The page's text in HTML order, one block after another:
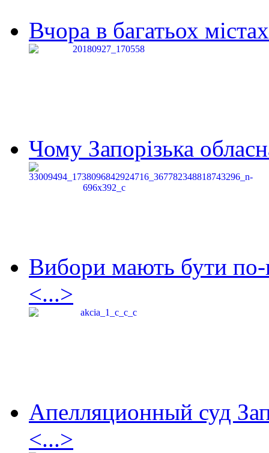
Вчора в багатьох
Чому Запорізька
Вибори мають бути по-
<...>
Апелляционный суд
<...>